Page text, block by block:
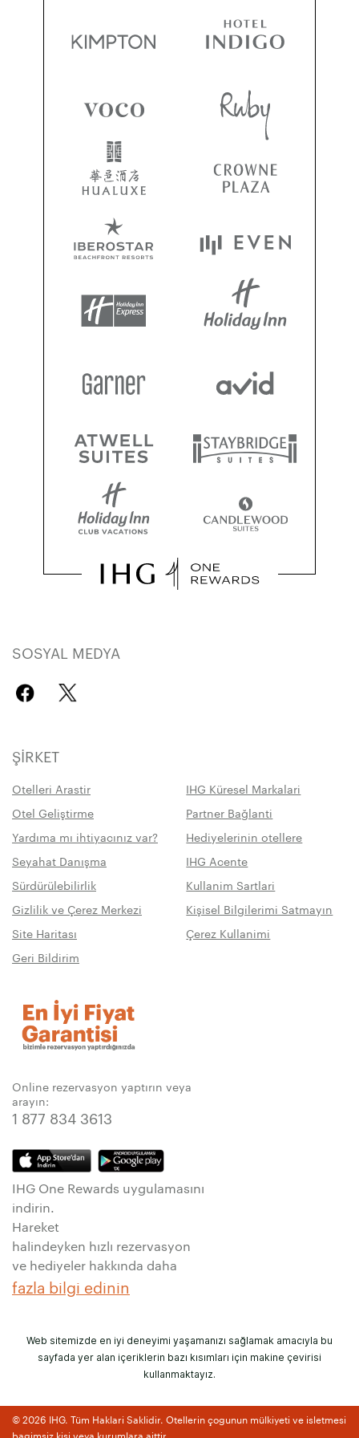
SOSYAL MEDYA
ŞIRKET
Otelleri Arastir
IHG Küresel Markalari
Otel Geliştirme
Partner Bağlanti
Yardıma mı ihtiyacınız var?
Hediyelerinin otellere
Seyahat Danışma
IHG Acente
Sürdürülebilirlik
Kullanim Sartlari
Gizlilik ve Çerez Merkezi
Kişisel Bilgilerimi Satmayın
Site Haritası
Çerez Kullanimi
Geri Bildirim
Online rezervasyon yaptırın veya
arayın:
1 877 834 3613
IHG One Rewards uygulamasını
indirin.
Hareket
halindeyken hızlı rezervasyon
ve hediyeler hakkında daha
fazla bilgi edinin
Web sitemizde en iyi deneyimi yaşamanızı sağlamak amacıyla bu
sayfada yer alan içeriklerin bazı kısımları için makine çevirisi
kullanmaktayız.
© 2026 IHG. Tüm Haklari Saklidir. Otellerin çogunun mülkiyeti ve isletmesi
bagimsiz kisi veya kurumlara aittir.